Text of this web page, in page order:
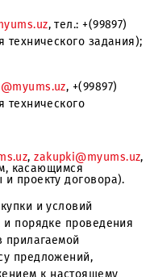
, тел.:
технического
,
технического
,
касающимся
и проекту